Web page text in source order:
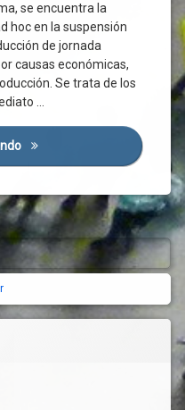
se encuentra la
hoc en la suspensión
de jornada
causas económicas,
Se trata de los
…
La Importancia De La